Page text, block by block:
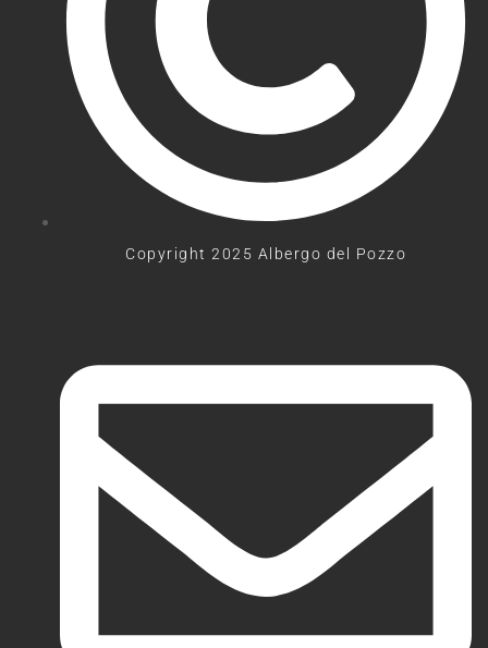
Copyright 2025 Albergo del Pozzo